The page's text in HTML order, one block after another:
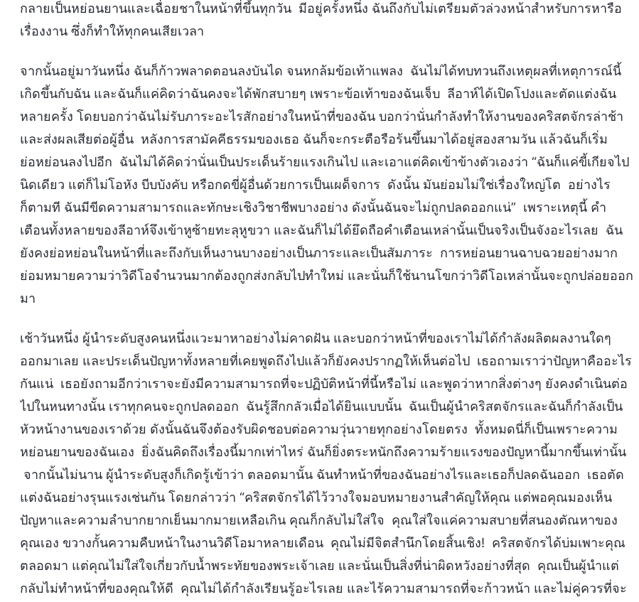
กลายเป็นหย่อนยานและเฉื่อยชาในหน้าที่ขึ้นทุกวัน มีอยู่ครั้งหนึ่ง ฉันถึงกับไม่เตรียมตัวล่วงหน้าสำหรับการหารือ
เรื่องงาน ซึ่งก็ทำให้ทุกคนเสียเวลา
จากนั้นอยู่มาวันหนึ่ง ฉันก็ก้าวพลาดตอนลงบันได จนหกล้มข้อเท้าแพลง ฉันไม่ได้ทบทวนถึงเหตุผลที่เหตุการณ์นี้
เกิดขึ้นกับฉัน และฉันก็แค่คิดว่าฉันคงจะได้พักสบายๆ เพราะข้อเท้าของฉันเจ็บ ลีอาห์ได้เปิดโปงและตัดแต่งฉัน
หลายครั้ง โดยบอกว่าฉันไม่รับภาระอะไรสักอย่างในหน้าที่ของฉัน บอกว่านั่นกำลังทำให้งานของคริสตจักรล่าช้า
และส่งผลเสียต่อผู้อื่น หลังการสามัคคีธรรมของเธอ ฉันก็จะกระตือรือร้นขึ้นมาได้อยู่สองสามวัน แล้วฉันก็เริ่ม
ย่อหย่อนลงไปอีก ฉันไม่ได้คิดว่านั่นเป็นประเด็นร้ายแรงเกินไป และเอาแต่คิดเข้าข้างตัวเองว่า “ฉันก็แค่ขี้เกียจไป
นิดเดียว แต่ก็ไม่โอหัง บีบบังคับ หรือกดขี่ผู้อื่นด้วยการเป็นเผด็จการ ดังนั้น มันย่อมไม่ใช่เรื่องใหญ่โต อย่างไร
ก็ตามที ฉันมีขีดความสามารถและทักษะเชิงวิชาชีพบางอย่าง ดังนั้นฉันจะไม่ถูกปลดออกแน่” เพราะเหตุนี้ คำ
เตือนทั้งหลายของลีอาห์จึงเข้าหูซ้ายทะลุหูขวา และฉันก็ไม่ได้ยึดถือคำเตือนเหล่านั้นเป็นจริงเป็นจังอะไรเลย ฉัน
ยังคงย่อหย่อนในหน้าที่และถึงกับเห็นงานบางอย่างเป็นภาระและเป็นสัมภาระ การหย่อนยานฉาบฉวยอย่างมาก
ย่อมหมายความว่าวิดีโอจำนวนมากต้องถูกส่งกลับไปทำใหม่ และนั่นก็ใช้นานโขกว่าวิดีโอเหล่านั้นจะถูกปล่อยออก
มา
เช้าวันหนึ่ง ผู้นำระดับสูงคนหนึ่งแวะมาหาอย่างไม่คาดฝัน และบอกว่าหน้าที่ของเราไม่ได้กำลังผลิตผลงานใดๆ
ออกมาเลย และประเด็นปัญหาทั้งหลายที่เคยพูดถึงไปแล้วก็ยังคงปรากฏให้เห็นต่อไป เธอถามเราว่าปัญหาคืออะไร
กันแน่ เธอยังถามอีกว่าเราจะยังมีความสามารถที่จะปฏิบัติหน้าที่นี้หรือไม่ และพูดว่าหากสิ่งต่างๆ ยังคงดำเนินต่อ
ไปในหนทางนั้น เราทุกคนจะถูกปลดออก ฉันรู้สึกกลัวเมื่อได้ยินแบบนั้น ฉันเป็นผู้นำคริสตจักรและฉันก็กำลังเป็น
หัวหน้างานของเราด้วย ดังนั้นฉันจึงต้องรับผิดชอบต่อความวุ่นวายทุกอย่างโดยตรง ทั้งหมดนี่ก็เป็นเพราะความ
หย่อนยานของฉันเอง ยิ่งฉันคิดถึงเรื่องนี้มากเท่าไหร่ ฉันก็ยิ่งตระหนักถึงความร้ายแรงของปัญหานี้มากขึ้นเท่านั้น
จากนั้นไม่นาน ผู้นำระดับสูงก็เกิดรู้เข้าว่า ตลอดมานั้น ฉันทำหน้าที่ของฉันอย่างไรและเธอก็ปลดฉันออก เธอตัด
แต่งฉันอย่างรุนแรงเช่นกัน โดยกล่าวว่า “คริสตจักรได้ไว้วางใจมอบหมายงานสำคัญให้คุณ แต่พอคุณมองเห็น
ปัญหาและความลำบากยากเย็นมากมายเหลือเกิน คุณก็กลับไม่ใส่ใจ คุณใส่ใจแค่ความสบายที่สนองตัณหาของ
คุณเอง ขวางกั้นความคืบหน้าในงานวิดีโอมาหลายเดือน คุณไม่มีจิตสำนึกโดยสิ้นเชิง! คริสตจักรได้บ่มเพาะคุณ
ตลอดมา แต่คุณไม่ใส่ใจเกี่ยวกับน้ำพระทัยของพระเจ้าเลย และนั่นเป็นสิ่งที่น่าผิดหวังอย่างที่สุด คุณเป็นผู้นำแต่
กลับไม่ทำหน้าที่ของคุณให้ดี คุณไม่ได้กำลังเรียนรู้อะไรเลย และไร้ความสามารถที่จะก้าวหน้า และไม่คู่ควรที่จะ